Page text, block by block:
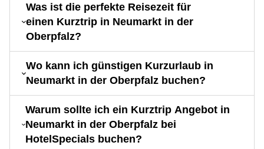
Was ist die perfekte Reisezeit für
einen Kurztrip in Neumarkt in der
Oberpfalz?
Wo kann ich günstigen Kurzurlaub in
Neumarkt in der Oberpfalz buchen?
Warum sollte ich ein Kurztrip Angebot in
Neumarkt in der Oberpfalz bei
HotelSpecials buchen?